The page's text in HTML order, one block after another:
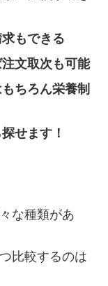
もできる
文取次も可能
ちろん栄養制
せます！
な種類があ
比較するのは